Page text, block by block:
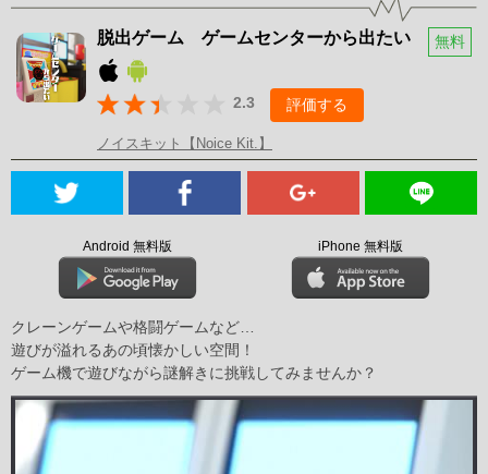
脱出ゲーム ゲームセンターから出たい 無料
2.3 評価する
ノイスキット【Noice Kit.】
Android 無料版 iPhone 無料版
クレーンゲームや格闘ゲームなど…
遊びが溢れるあの頃懐かしい空間！
ゲーム機で遊びながら謎解きに挑戦してみませんか？